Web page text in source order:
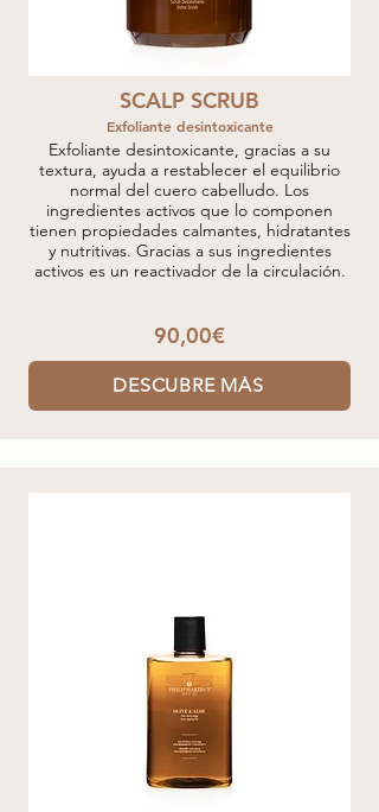
SCALP SCRUB
Exfoliante desintoxicante
Exfoliante desintoxicante, gracias a su
textura, ayuda a restablecer el equilibrio
normal del cuero cabelludo. Los
ingredientes activos que lo componen
tienen propiedades calmantes, hidratantes
y nutritivas. Gracias a sus ingredientes
activos es un reactivador de la circulación.
90,00€
DESCUBRE MÁS